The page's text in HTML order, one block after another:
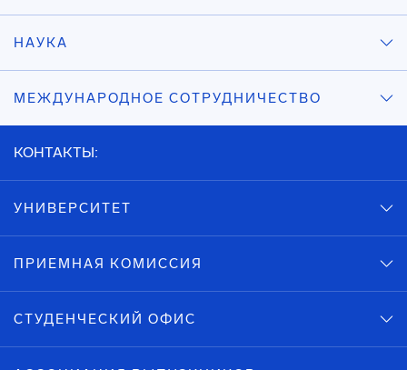
НАУКА
МЕЖДУНАРОДНОЕ СОТРУДНИЧЕСТВО
КОНТАКТЫ:
УНИВЕРСИТЕТ
ПРИЕМНАЯ КОМИССИЯ
СТУДЕНЧЕСКИЙ ОФИС